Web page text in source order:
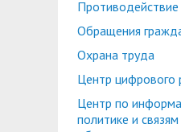
Лучшие
Вопросы
Противодействие
Обращения
Охрана труда
Центр цифрового
Центр по
политике и связям